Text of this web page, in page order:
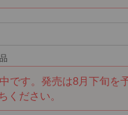
です。発売は8月下旬を
ください。